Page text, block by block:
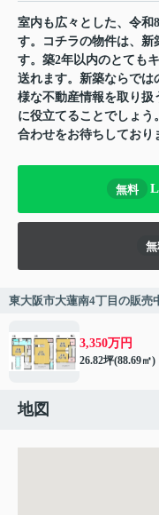
室内も広々とした、令和
す。コチラの物件は、新
す。築2年以内のとても
送れます。新築ならでは
様な不動産情報を取り扱
に役立てることでしょ
合わせをお待ちしており
無料
東大阪市大蓮南4丁目の販売
3,350万円
26.82坪(88.69㎡)
地図